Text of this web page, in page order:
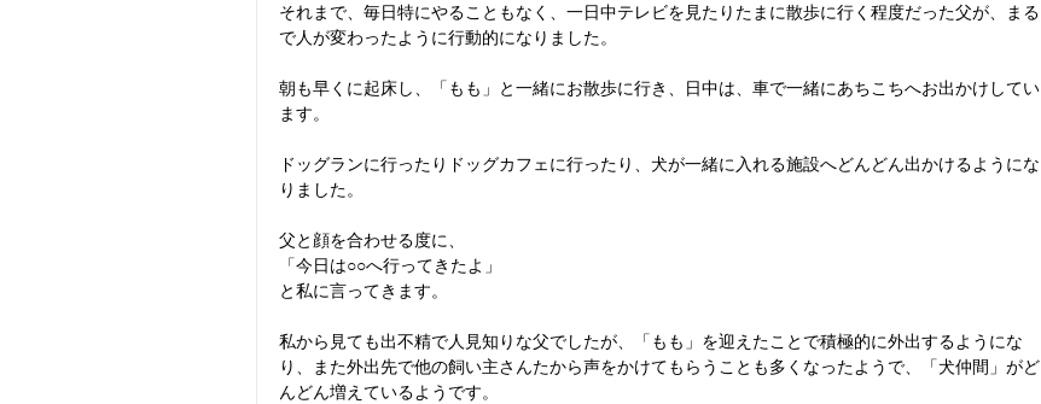
それまで、毎日特にやることもなく、一日中テレビを見たりたまに散歩に行く程度だった父が、まる
で人が変わったように行動的になりました。
朝も早くに起床し、「もも」と一緒にお散歩に行き、日中は、車で一緒にあちこちへお出かけしてい
ます。
ドッグランに行ったりドッグカフェに行ったり、犬が一緒に入れる施設へどんどん出かけるようにな
りました。
父と顔を合わせる度に、
「今日は○○へ行ってきたよ」
と私に言ってきます。
私から見ても出不精で人見知りな父でしたが、「もも」を迎えたことで積極的に外出するようにな
り、また外出先で他の飼い主さんたから声をかけてもらうことも多くなったようで、「犬仲間」がど
んどん増えているようです。